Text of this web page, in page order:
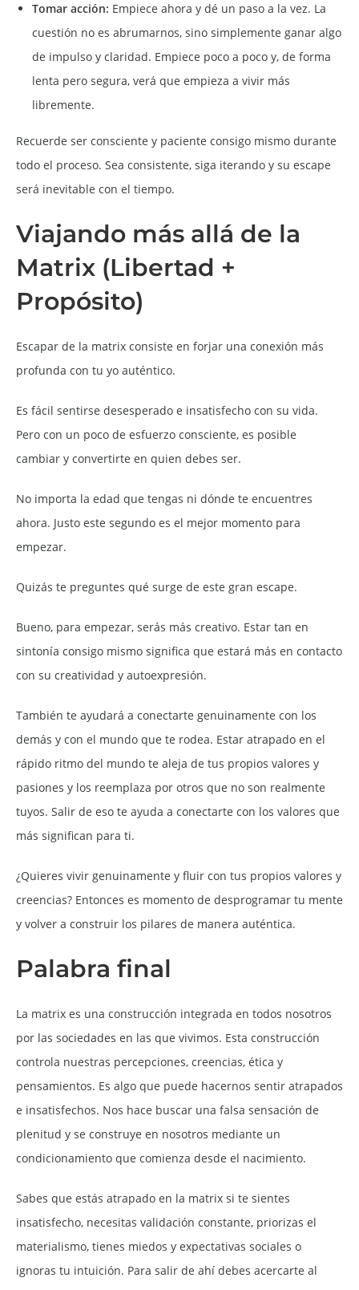
Tomar acción: Empiece ahora y dé un paso a la vez. La
cuestión no es abrumarnos, sino simplemente ganar algo
de impulso y claridad. Empiece poco a poco y, de forma
lenta pero segura, verá que empieza a vivir más
libremente.
Recuerde ser consciente y paciente consigo mismo durante
todo el proceso. Sea consistente, siga iterando y su escape
será inevitable con el tiempo.
Viajando más allá de la
Matrix (Libertad +
Propósito)
Escapar de la matrix consiste en forjar una conexión más
profunda con tu yo auténtico.
Es fácil sentirse desesperado e insatisfecho con su vida.
Pero con un poco de esfuerzo consciente, es posible
cambiar y convertirte en quien debes ser.
No importa la edad que tengas ni dónde te encuentres
ahora. Justo este segundo es el mejor momento para
empezar.
Quizás te preguntes qué surge de este gran escape.
Bueno, para empezar, serás más creativo. Estar tan en
sintonía consigo mismo significa que estará más en contacto
con su creatividad y autoexpresión.
También te ayudará a conectarte genuinamente con los
demás y con el mundo que te rodea. Estar atrapado en el
rápido ritmo del mundo te aleja de tus propios valores y
pasiones y los reemplaza por otros que no son realmente
tuyos. Salir de eso te ayuda a conectarte con los valores que
más significan para ti.
¿Quieres vivir genuinamente y fluir con tus propios valores y
creencias? Entonces es momento de desprogramar tu mente
y volver a construir los pilares de manera auténtica.
Palabra final
La matrix es una construcción integrada en todos nosotros
por las sociedades en las que vivimos. Esta construcción
controla nuestras percepciones, creencias, ética y
pensamientos. Es algo que puede hacernos sentir atrapados
e insatisfechos. Nos hace buscar una falsa sensación de
plenitud y se construye en nosotros mediante un
condicionamiento que comienza desde el nacimiento.
Sabes que estás atrapado en la matrix si te sientes
insatisfecho, necesitas validación constante, priorizas el
materialismo, tienes miedos y expectativas sociales o
ignoras tu intuición. Para salir de ahí debes acercarte al